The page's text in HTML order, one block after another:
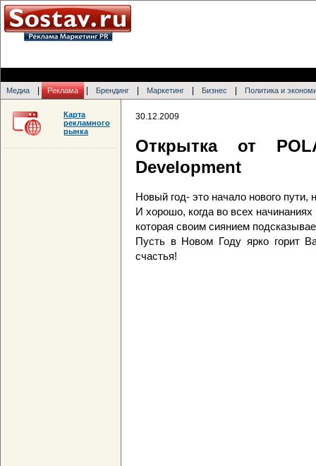
Медиа Реклама Брендинг Маркетинг Бизнес Политика и
30.12.2009
Открытка от
Development
Новый год- это начало нового
И хорошо, когда во всех
которая своим сиянием
Пусть в Новом Году ярко горит
счастья!
Карта
рекламного
рынка